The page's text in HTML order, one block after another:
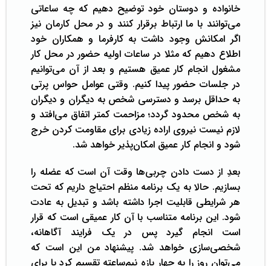
خانواده و دوستان خود توضیح دهیم که چه ساعاتی
می‌توانند با ما ارتباط برقرار کنند و در محل کارمان نیز
اگر امکانش وجود داشت به کارفرما و همکاران خود
اطلاع دهیم که مثلا در ساعات اولیه حضور در محل کار
مشغول انجام کار عمیق هستیم و بعد از آن می‌توانیم
در جلسات حضور پیدا کنیم. وقتی عوامل حواس پرتی
به حداقل برسد و دسترسی شخص به دیگران و دیگران
به شخص محدود گردد؛ مزاحمت کمتر اتفاق می‌افتد و
لازم نیست نیروی اراده زیادی برای مقاومت کردن خرج
شود و انجام کار عمیق امکان‌پذیر خواهد شد.
بعدِ از دست دادن چربی‌ها وقت آن است که عضله را
بسازیم. حالا به یک برنامه منظم احتیاج داریم که تحت
هر شرایطی قابلیت اجرا داشته باشد و تبدیل به عادت
شود. این برنامه متناسب با آن کار عمیقی است که قرار
است انجام گیرد پس در یک فرایند آگاهانه،
شخصی‌سازی خواهد شد. پیشنهاد من این است که
می‌توان روز را به چهار بازه نیم‌ساعته تقسیم کرد یا برای